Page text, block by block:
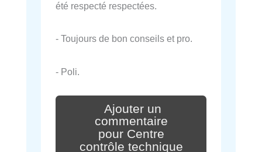
été respecté respectées.
- Toujours de bon conseils et pro.
- Poli.
Ajouter un
commentaire
pour Centre
contrôle technique